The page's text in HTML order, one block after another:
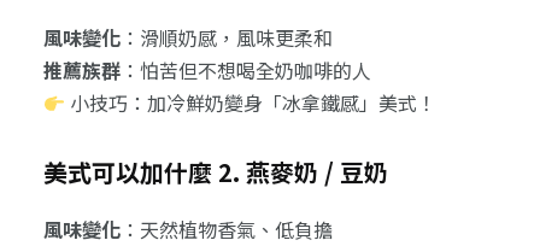
風味變化：滑順奶感，風味更柔和
推薦族群：怕苦但不想喝全奶咖啡的人
小技巧：加冷鮮奶變身「冰拿鐵感」美式！
美式可以加什麼 2. 燕麥奶 / 豆奶
風味變化：天然植物香氣、低負擔